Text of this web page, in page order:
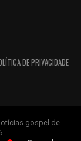
DE PRIVACIDADE
gospel de